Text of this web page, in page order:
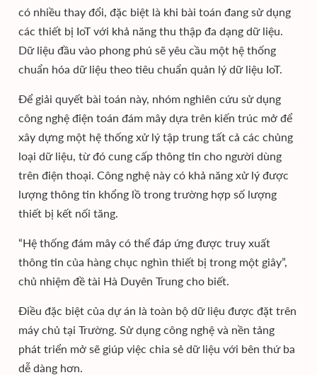
có nhiều thay đổi, đặc biệt là khi bài toán đang sử dụng
các thiết bị IoT với khả năng thu thập đa dạng dữ liệu.
Dữ liệu đầu vào phong phú sẽ yêu cầu một hệ thống
chuẩn hóa dữ liệu theo tiêu chuẩn quản lý dữ liệu IoT.
Để giải quyết bài toán này, nhóm nghiên cứu sử dụng
công nghệ điện toán đám mây dựa trên kiến trúc mở để
xây dựng một hệ thống xử lý tập trung tất cả các chủng
loại dữ liệu, từ đó cung cấp thông tin cho người dùng
trên điện thoại. Công nghệ này có khả năng xử lý được
lượng thông tin khổng lồ trong trường hợp số lượng
thiết bị kết nối tăng.
“Hệ thống đám mây có thể đáp ứng được truy xuất
thông tin của hàng chục nghìn thiết bị trong một giây”,
chủ nhiệm đề tài Hà Duyên Trung cho biết.
Điều đặc biệt của dự án là toàn bộ dữ liệu được đặt trên
máy chủ tại Trường. Sử dụng công nghệ và nền tảng
phát triển mở sẽ giúp việc chia sẻ dữ liệu với bên thứ ba
dễ dàng hơn.